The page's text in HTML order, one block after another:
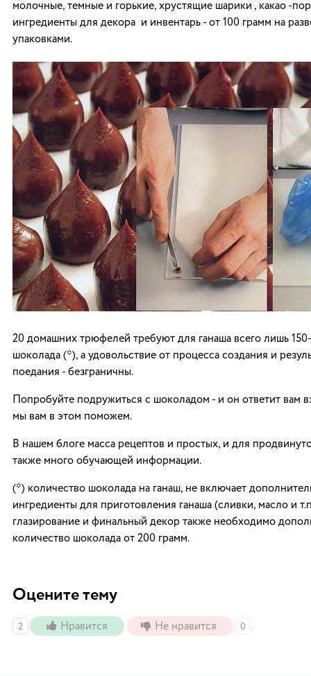
молочные, темные и горькие, хрустящие шарики , какао -
ингредиенты для декора и инвентарь - от 100 грамм на
упаковками.
20 домашних трюфелей требуют для ганаша всего лишь
шоколада (*), а удовольствие от процесса создания и
поедания - безграничны.
Попробуйте подружиться с шоколадом - и он ответит вам
мы вам в этом поможем.
В нашем блоге масса рецептов и простых, и для
также много обучающей информации.
(*) количество шоколада на ганаш, не включает
ингредиенты для приготовления ганаша (сливки, масло и
глазирование и финальный декор также необходимо
количество шоколада от 200 грамм.
Оцените тему
2 Нравится Не нравится 0